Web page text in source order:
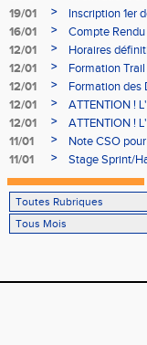
05/02
19/01 >
Inscription 1er
03/02 (sous
16/01 >
Compte Rendu
12/01
>
Horaires
Aubière
12/01 >
Formation
12/01
>
Formation des
12/01
>
ATTENTION !
Bains sera
12/01 >
ATTENTION !
Bains sera
11/01 >
Note CSO
11/01
> Stage Sprint/